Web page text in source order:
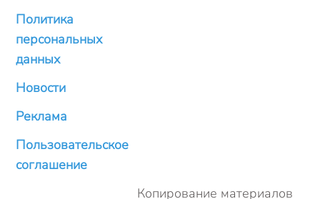
Политика
персональных
данных
Новости
Реклама
Пользовательское
соглашение
Копирование материалов